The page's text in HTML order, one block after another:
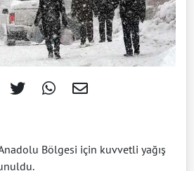
Bölgesi için kuvvetli yağış